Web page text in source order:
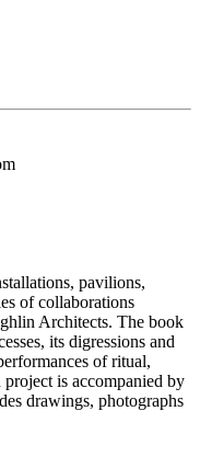
pavilions,
of collaborations
Architects. The book
its digressions and
of ritual,
is accompanied by
drawings, photographs